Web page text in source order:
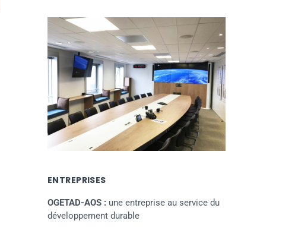
ENTREPRISES
OGETAD-AOS : une entreprise au service du
développement durable